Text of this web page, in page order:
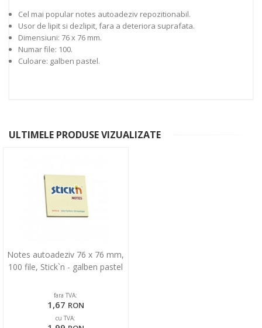
Cel mai popular notes autoadeziv repozitionabil.
Usor de lipit si dezlipit, fara a deteriora suprafata.
Dimensiuni: 76 x 76 mm.
Numar file: 100.
Culoare: galben pastel.
ULTIMELE PRODUSE VIZUALIZATE
Notes autoadeziv 76 x 76 mm,
100 file, Stick`n - galben pastel
fara TVA:
1,67 RON
cu TVA: